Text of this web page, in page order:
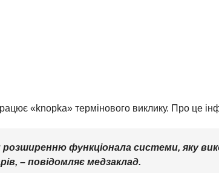
«knopka» термінового виклику. Про це
розширенню функціонала системи, яку
– повідомляє медзаклад.